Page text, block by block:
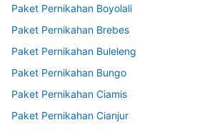
Paket Pernikahan Boyolali
Paket Pernikahan Brebes
Paket Pernikahan Buleleng
Paket Pernikahan Bungo
Paket Pernikahan Ciamis
Paket Pernikahan Cianjur